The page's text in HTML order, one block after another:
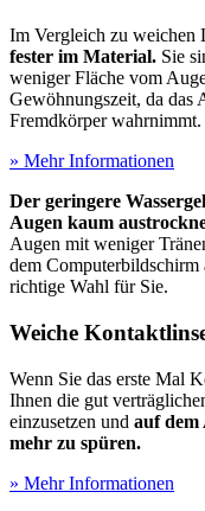
Im Vergleich zu weichen
fester im Material. Sie
weniger Fläche vom
Gewöhnungszeit, da das
Fremdkörper wahrnimmt.
» Mehr Informationen
Der geringere
Augen kaum
Augen mit weniger
dem Computerbildschirm
richtige Wahl für Sie.
Weiche
Wenn Sie das erste Mal
Ihnen die gut
einzusetzen und auf dem
mehr zu spüren.
» Mehr Informationen